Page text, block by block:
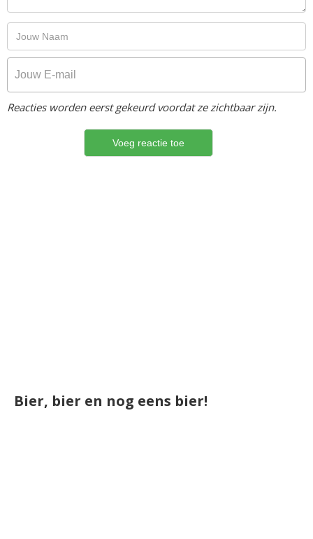
Reacties worden eerst gekeurd voordat ze zichtbaar zijn.
Bier, bier en nog eens bier!